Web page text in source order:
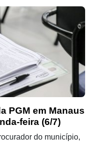
PGM em Manaus
feira (6/7)
do município,